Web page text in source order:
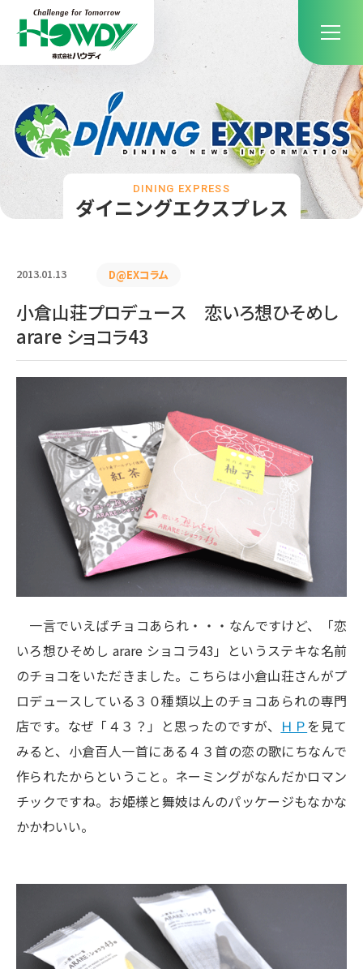
ダイニングエクスプレス
DINING EXPRESS
2013.01.13 D@EXコラム
小倉山荘プロデュース 恋いろ想ひそめし
arare ショコラ43
一言でいえばチョコあられ・・・なんですけど、「恋
いろ想ひそめし arare ショコラ43」というステキな名前
のチョコをいただきました。こちらは小倉山荘さんがプ
ロデュースしている３０種類以上のチョコあられの専門
店です。なぜ「４３？」と思ったのですが、 ＨＰを見て
みると、小倉百人一首にある４３首の恋の歌にちなんで
作られたからということ。ネーミングがなんだかロマン
チックですね。お姫様と舞妓はんのパッケージもなかな
かかわいい。